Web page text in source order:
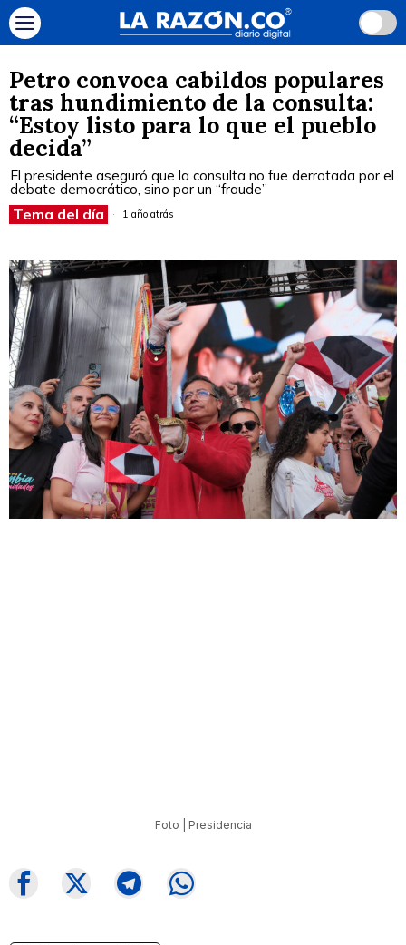
Petro convoca cabildos populares
tras hundimiento de la consulta:
“Estoy listo para lo que el pueblo
decida”
El presidente aseguró que la consulta no fue derrotada por el
debate democrático, sino por un “fraude”
Tema del día 1 año atrás
Foto | Presidencia